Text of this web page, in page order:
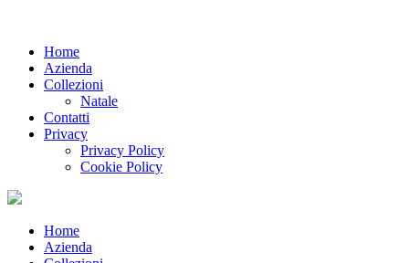
Home
Azienda
Collezioni
Natale
Contatti
Privacy
Privacy Policy
Cookie Policy
Home
Azienda